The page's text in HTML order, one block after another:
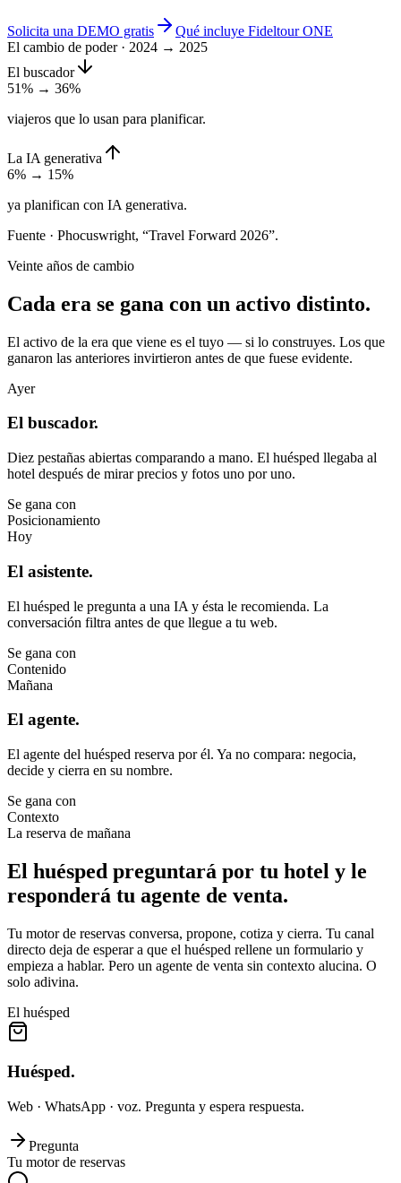
Solicita una DEMO gratis
Qué incluye Fideltour ONE
El cambio de poder · 2024 → 2025
El buscador
51% → 36%
viajeros que lo usan para planificar.
La IA generativa
6% → 15%
ya planifican con IA generativa.
Fuente · Phocuswright, “Travel Forward 2026”.
Veinte años de cambio
Cada era se gana con un activo distinto.
El activo de la era que viene es el tuyo — si lo construyes. Los que
ganaron las anteriores invirtieron antes de que fuese evidente.
Ayer
El buscador.
Diez pestañas abiertas comparando a mano. El huésped llegaba al
hotel después de mirar precios y fotos uno por uno.
Se gana con
Posicionamiento
Hoy
El asistente.
El huésped le pregunta a una IA y ésta le recomienda. La
conversación filtra antes de que llegue a tu web.
Se gana con
Contenido
Mañana
El agente.
El agente del huésped reserva por él. Ya no compara: negocia,
decide y cierra en su nombre.
Se gana con
Contexto
La reserva de mañana
El huésped preguntará por tu hotel y le
responderá tu agente de venta.
Tu motor de reservas conversa, propone, cotiza y cierra. Tu canal
directo deja de esperar a que el huésped rellene un formulario y
empieza a hablar. Pero un agente de venta sin contexto alucina. O
solo adivina.
El huésped
Huésped.
Web · WhatsApp · voz. Pregunta y espera respuesta.
Pregunta
Tu motor de reservas